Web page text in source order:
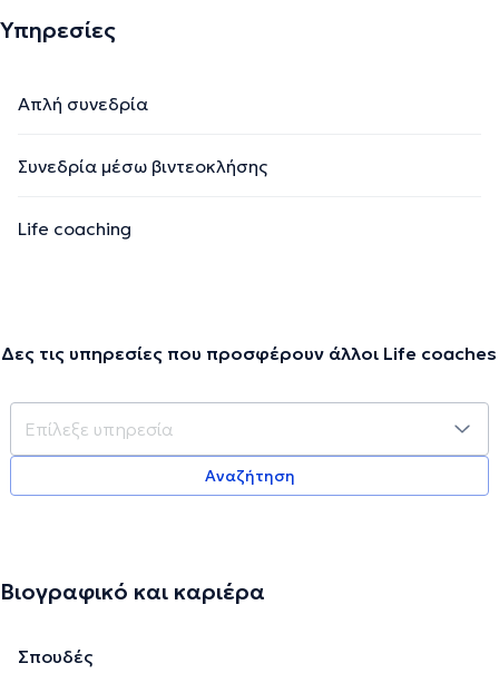
Υπηρεσίες
Απλή συνεδρία
Συνεδρία μέσω βιντεοκλήσης
Life coaching
Δες τις υπηρεσίες που προσφέρουν άλλοι Life coaches
Αναζήτηση
Βιογραφικό και καριέρα
Σπουδές